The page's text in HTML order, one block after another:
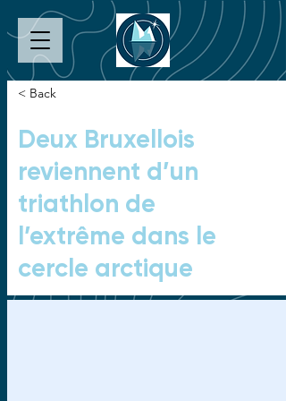
< Back
Deux Bruxellois
reviennent d’un
triathlon de
l’extrême dans le
cercle arctique